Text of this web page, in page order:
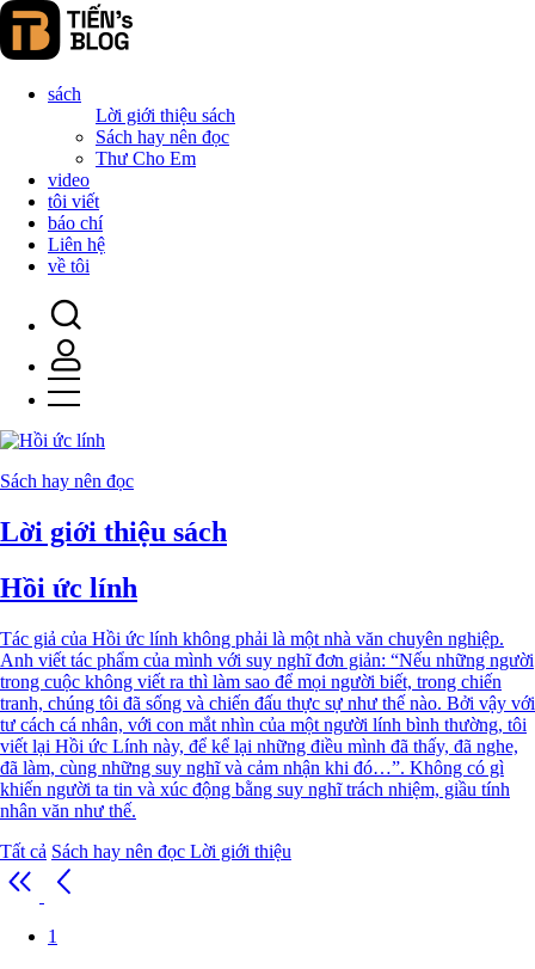
sách
Lời giới thiệu sách
Sách hay nên đọc
Thư Cho Em
video
tôi viết
báo chí
Liên hệ
về tôi
Sách hay nên đọc
Lời giới thiệu sách
Hồi ức lính
Tác giả của Hồi ức lính không phải là một nhà văn chuyên nghiệp.
Anh viết tác phẩm của mình với suy nghĩ đơn giản: “Nếu những người
trong cuộc không viết ra thì làm sao để mọi người biết, trong chiến
tranh, chúng tôi đã sống và chiến đấu thực sự như thế nào. Bởi vậy với
tư cách cá nhân, với con mắt nhìn của một người lính bình thường, tôi
viết lại Hồi ức Lính này, để kể lại những điều mình đã thấy, đã nghe,
đã làm, cùng những suy nghĩ và cảm nhận khi đó…”. Không có gì
khiến người ta tin và xúc động bằng suy nghĩ trách nhiệm, giầu tính
nhân văn như thế.
Tất cả Sách hay nên đọc Lời giới thiệu
1